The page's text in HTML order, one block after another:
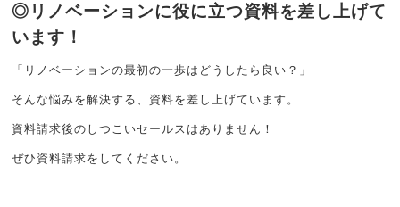
◎リノベーションに役に立つ資料を差し上げて
います！
「リノベーションの最初の一歩はどうしたら良い？」
そんな悩みを解決する、資料を差し上げています。
資料請求後のしつこいセールスはありません！
ぜひ資料請求をしてください。